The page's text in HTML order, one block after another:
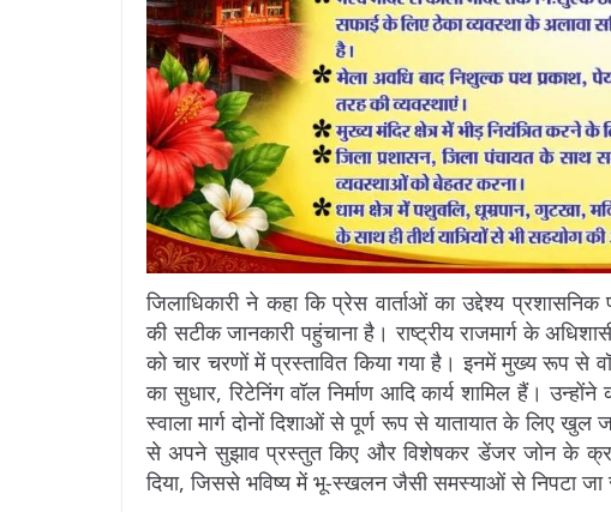
जिलाधिकारी ने कहा कि प्रेस वार्ताओं का उद्देश्य
की सटीक जानकारी पहुंचाना है। राष्ट्रीय राजमार्ग के
को चार चरणों में प्रस्तावित किया गया है। इनमें मुख्य रूप से
का सुधार, रिटेनिंग वॉल निर्माण आदि कार्य शामिल हैं।
स्वाला मार्ग दोनों दिशाओं से पूर्ण रूप से यातायात के लिए खुल
से अपने सुझाव प्रस्तुत किए और विशेषकर डेंजर जोन के
दिया, जिससे भविष्य में भू-स्खलन जैसी समस्याओं से निपटा